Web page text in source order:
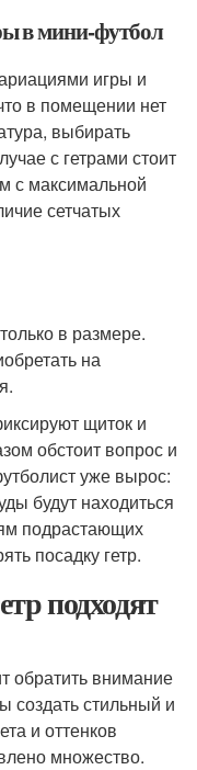
в мини-футбол
игры и
в помещении нет
выбирать
с гетрами стоит
с максимальной
сетчатых
в размере.
на
щиток и
обстоит вопрос и
уже вырос:
будут находиться
подрастающих
посадку гетр.
подходят
обратить внимание
создать стильный и
и оттенков
множество.